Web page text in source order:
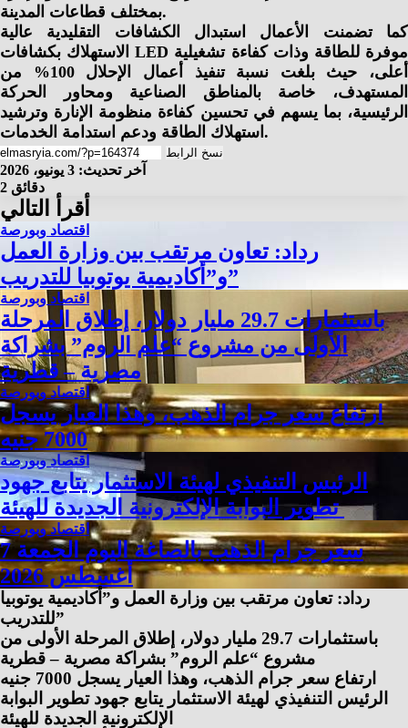
بمختلف قطاعات المدينة.
كما تضمنت الأعمال استبدال الكشافات التقليدية عالية
الاستهلاك بكشافات LED موفرة للطاقة وذات كفاءة تشغيلية
أعلى، حيث بلغت نسبة تنفيذ أعمال الإحلال 100% من
المستهدف، خاصة بالمناطق الصناعية ومحاور الحركة
الرئيسية، بما يسهم في تحسين كفاءة منظومة الإنارة وترشيد
استهلاك الطاقة ودعم استدامة الخدمات.
نسخ الرابط
آخر تحديث: 3 يونيو، 2026
2 دقائق
أقرأ التالي
اقتصاد وبورصة
رداد: تعاون مرتقب بين وزارة العمل
و”أكاديمية يوتوبيا للتدريب”
اقتصاد وبورصة
باستثمارات 29.7 مليار دولار، إطلاق المرحلة
الأولى من مشروع “علم الروم” بشراكة
مصرية – قطرية
اقتصاد وبورصة
ارتفاع سعر جرام الذهب، وهذا العيار يسجل
7000 جنيه
اقتصاد وبورصة
الرئيس التنفيذي لهيئة الاستثمار يتابع جهود
تطوير البوابة الإلكترونية الجديدة للهيئة
اقتصاد وبورصة
سعر جرام الذهب بالصاغة اليوم الجمعة 7
أغسطس 2026
رداد: تعاون مرتقب بين وزارة العمل و”أكاديمية يوتوبيا
للتدريب”
باستثمارات 29.7 مليار دولار، إطلاق المرحلة الأولى من
مشروع “علم الروم” بشراكة مصرية – قطرية
ارتفاع سعر جرام الذهب، وهذا العيار يسجل 7000 جنيه
الرئيس التنفيذي لهيئة الاستثمار يتابع جهود تطوير البوابة